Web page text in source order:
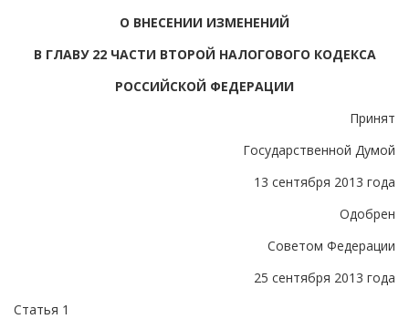
О ВНЕСЕНИИ ИЗМЕНЕНИЙ
В ГЛАВУ 22 ЧАСТИ ВТОРОЙ НАЛОГОВОГО КОДЕКСА
РОССИЙСКОЙ ФЕДЕРАЦИИ
Принят
Государственной Думой
13 сентября 2013 года
Одобрен
Советом Федерации
25 сентября 2013 года
Статья 1